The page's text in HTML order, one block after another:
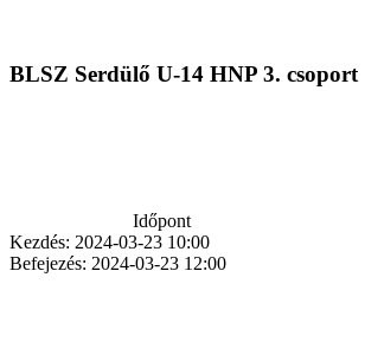
BLSZ Serdülő U-14 HNP 3. csoport
Időpont
Kezdés: 2024-03-23 10:00
Befejezés: 2024-03-23 12:00